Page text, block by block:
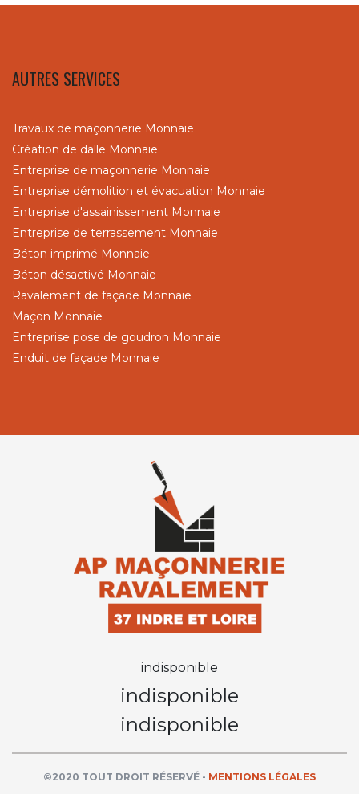
AUTRES SERVICES
Travaux de maçonnerie Monnaie
Création de dalle Monnaie
Entreprise de maçonnerie Monnaie
Entreprise démolition et évacuation Monnaie
Entreprise d'assainissement Monnaie
Entreprise de terrassement Monnaie
Béton imprimé Monnaie
Béton désactivé Monnaie
Ravalement de façade Monnaie
Maçon Monnaie
Entreprise pose de goudron Monnaie
Enduit de façade Monnaie
indisponible
indisponible
indisponible
©2020 TOUT DROIT RÉSERVÉ - MENTIONS LÉGALES